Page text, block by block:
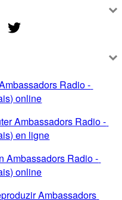
Radio -
online
Ambassadors Radio -
en ligne
Ambassadors Radio -
online
Ambassadors